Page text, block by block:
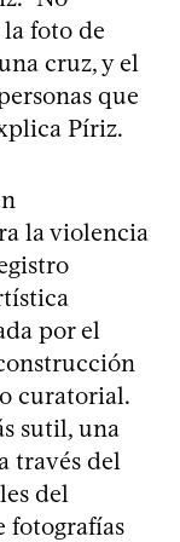
foto de
cruz, y el
que
Píriz.
la violencia
por el
curatorial.
sutil, una
través del
del
fotografías